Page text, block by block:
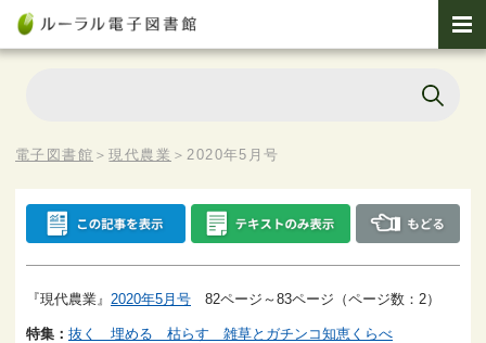
電子図書館 ＞現代農業 ＞2020年5月号
『現代農業』 2020年5月号 82ページ～83ページ（ページ数：2）
特集： 抜く 埋める 枯らす 雑草とガチンコ知恵くらべ